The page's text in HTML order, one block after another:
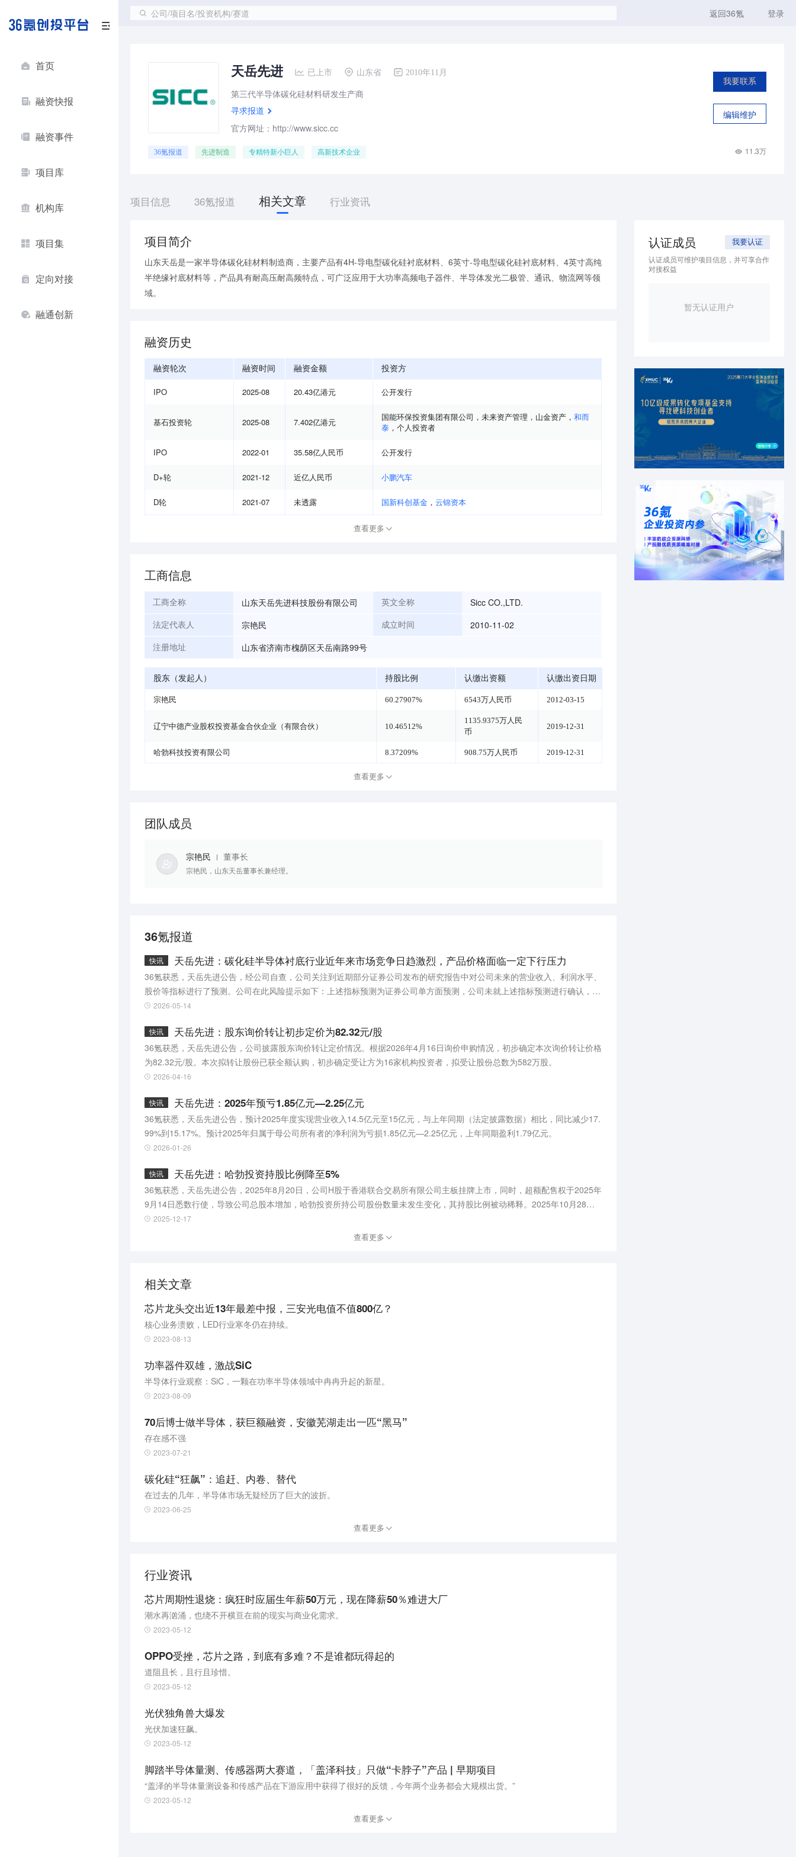
首页
融资快报
融资事件
项目库
机构库
项目集
定向对接
融通创新
公司/项目名/投资机构/赛道 返回36氪 登录
天岳先进 已上市 山东省 2010年11月
第三代半导体碳化硅材料研发生产商
寻求报道
官方网址：http://www.sicc.cc
我要联系
编辑维护
36氪报道 先进制造 专精特新小巨人 高新技术企业 11.3万
项目信息 36氪报道 相关文章 行业资讯
项目简介
山东天岳是一家半导体碳化硅材料制造商，主要产品有4H-导电型碳化硅衬底材料、6英寸-导电型碳化硅衬底材料、4英寸高纯
半绝缘衬底材料等，产品具有耐高压耐高频特点，可广泛应用于大功率高频电子器件、半导体发光二极管、通讯、物流网等领
域。
融资历史
融资轮次 融资时间 融资金额 投资方
IPO 2025-08 20.43亿港元 公开发行
基石投资轮 2025-08 7.402亿港元 国能环保投资集团有限公司 ， 未来资产管理 ， 山金资产 ， 和而
泰 ， 个人投资者
IPO 2022-01 35.58亿人民币 公开发行
D+轮 2021-12 近亿人民币 小鹏汽车
D轮 2021-07 未透露 国新科创基金 ， 云锦资本
查看更多
工商信息
工商全称 山东天岳先进科技股份有限公司 英文全称 Sicc CO.,LTD.
法定代表人 宗艳民 成立时间 2010-11-02
注册地址 山东省济南市槐荫区天岳南路99号
股东（发起人） 持股比例 认缴出资额 认缴出资日期
宗艳民 60.27907% 6543万人民币 2012-03-15
辽宁中德产业股权投资基金合伙企业（有限合伙） 10.46512%
1135.9375万人民
币
2019-12-31
哈勃科技投资有限公司 8.37209% 908.75万人民币 2019-12-31
查看更多
团队成员
宗艳民 董事长
宗艳民，山东天岳董事长兼经理。
36氪报道
快讯 天岳先进：碳化硅半导体衬底行业近年来市场竞争日趋激烈，产品价格面临一定下行压力
36氪获悉，天岳先进公告，经公司自查，公司关注到近期部分证券公司发布的研究报告中对公司未来的营业收入、利润水平、
股价等指标进行了预测。公司在此风险提示如下：上述指标预测为证券公司单方面预测，公司未就上述指标预测进行确认，相
关信息均以公司公告为准。公司所处的碳化硅半导体衬底行业近年来市场竞争日趋激烈，产品价格面临一定下行压力。同时，
险。
2026-05-14
快讯 天岳先进：股东询价转让初步定价为82.32元/股
36氪获悉，天岳先进公告，公司披露股东询价转让定价情况。根据2026年4月16日询价申购情况，初步确定本次询价转让价格
为82.32元/股。本次拟转让股份已获全额认购，初步确定受让方为16家机构投资者，拟受让股份总数为582万股。
2026-04-16
快讯 天岳先进：2025年预亏1.85亿元—2.25亿元
36氪获悉，天岳先进公告，预计2025年度实现营业收入14.5亿元至15亿元，与上年同期（法定披露数据）相比，同比减少17.
99%到15.17%。预计2025年归属于母公司所有者的净利润为亏损1.85亿元—2.25亿元，上年同期盈利1.79亿元。
2026-01-26
快讯 天岳先进：哈勃投资持股比例降至5%
36氪获悉，天岳先进公告，2025年8月20日，公司H股于香港联合交易所有限公司主板挂牌上市，同时，超额配售权于2025年
9月14日悉数行使，导致公司总股本增加，哈勃投资所持公司股份数量未发生变化，其持股比例被动稀释。2025年10月28日
至2025年12月16日，哈勃投资通过集中竞价交易方式减持公司股份。本次权益变动后，哈勃投资持有公司2423.09万股，占
公司总股本的5.00%（总股本以发行H股后股本数量计算），权益变动触及5%刻度 。
2025-12-17
查看更多
相关文章
芯片龙头交出近13年最差中报，三安光电值不值800亿？
核心业务溃败，LED行业寒冬仍在持续。
2023-08-13
功率器件双雄，激战SiC
半导体行业观察：SiC，一颗在功率半导体领域中冉冉升起的新星。
2023-08-09
70后博士做半导体，获巨额融资，安徽芜湖走出一匹“黑马”
存在感不强
2023-07-21
碳化硅“狂飙”：追赶、内卷、替代
在过去的几年，半导体市场无疑经历了巨大的波折。
2023-06-25
查看更多
行业资讯
芯片周期性退烧：疯狂时应届生年薪50万元，现在降薪50％难进大厂
潮水再汹涌，也绕不开横亘在前的现实与商业化需求。
2023-05-12
OPPO受挫，芯片之路，到底有多难？不是谁都玩得起的
道阻且长，且行且珍惜。
2023-05-12
光伏独角兽大爆发
光伏加速狂飙。
2023-05-12
脚踏半导体量测、传感器两大赛道，「盖泽科技」只做“卡脖子”产品 | 早期项目
“盖泽的半导体量测设备和传感产品在下游应用中获得了很好的反馈，今年两个业务都会大规模出货。”
2023-05-12
查看更多
认证成员 我要认证
认证成员可维护项目信息，并可享合作
对接权益
暂无认证用户